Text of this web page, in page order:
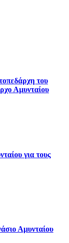
του
Αμυνταίου
για τους
Αμυνταίου